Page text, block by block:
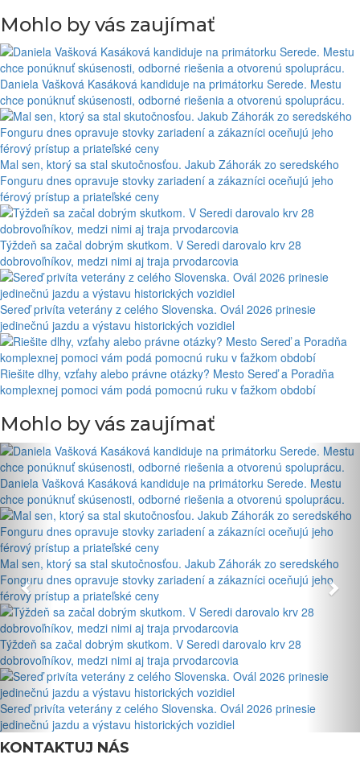
Mohlo by vás zaujímať
Daniela Vašková Kasáková kandiduje na primátorku Serede. Mestu
chce ponúknuť skúsenosti, odborné riešenia a otvorenú spoluprácu.
Mal sen, ktorý sa stal skutočnosťou. Jakub Záhorák zo seredského
Fonguru dnes opravuje stovky zariadení a zákazníci oceňujú jeho
férový prístup a priateľské ceny
Týždeň sa začal dobrým skutkom. V Seredi darovalo krv 28
dobrovoľníkov, medzi nimi aj traja prvodarcovia
Sereď privíta veterány z celého Slovenska. Ovál 2026 prinesie
jedinečnú jazdu a výstavu historických vozidiel
Riešite dlhy, vzťahy alebo právne otázky? Mesto Sereď a Poradňa
komplexnej pomoci vám podá pomocnú ruku v ťažkom období
Mohlo by vás zaujímať
Daniela Vašková Kasáková kandiduje na primátorku Serede. Mestu
chce ponúknuť skúsenosti, odborné riešenia a otvorenú spoluprácu.
Mal sen, ktorý sa stal skutočnosťou. Jakub Záhorák zo seredského
Fonguru dnes opravuje stovky zariadení a zákazníci oceňujú jeho
férový prístup a priateľské ceny
Týždeň sa začal dobrým skutkom. V Seredi darovalo krv 28
dobrovoľníkov, medzi nimi aj traja prvodarcovia
Sereď privíta veterány z celého Slovenska. Ovál 2026 prinesie
jedinečnú jazdu a výstavu historických vozidiel
KONTAKTUJ NÁS